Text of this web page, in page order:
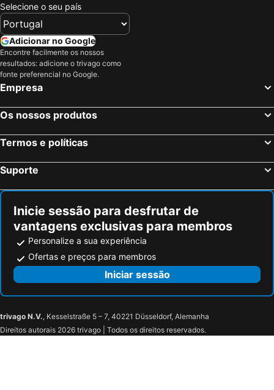
Hotel Belavita
Hotel Albona
Hotel Schlosshof
Salnerhof Superior Lifestyle Resort ****S
Hotel Charly
Hotel Vista Allegra
Hotel Garni Bellevue
Germania
Selecione o seu país
Adicionar no Google
Encontre facilmente os nossos
resultados: adicione o trivago como
fonte preferencial no Google.
Empresa
Os nossos produtos
Termos e políticas
Suporte
Inicie sessão para desfrutar de
vantagens exclusivas para membros
Personalize a sua experiência
Ofertas e preços para membros
Iniciar sessão
trivago N.V., Kesselstraße 5 – 7, 40221 Düsseldorf, Alemanha
Direitos autorais 2026 trivago | Todos os direitos reservados.